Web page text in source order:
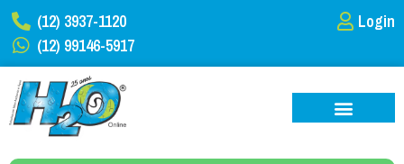
(12) 3937-1120
(12) 99146-5917
Login